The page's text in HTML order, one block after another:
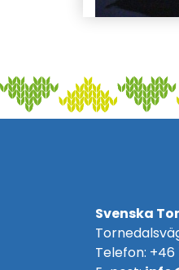
Svenska
Telefon: +46